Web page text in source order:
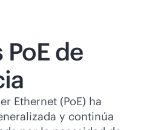
de
Ethernet (PoE) ha
y continúa